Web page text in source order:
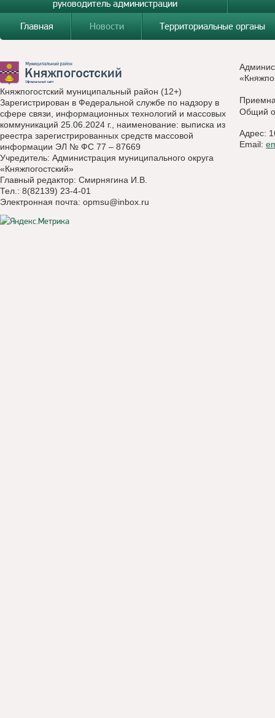
руководитель администрации
Главная
Новости Территориальные органы
Княжпогостский муниципальный район (12+)
Зарегистрирован в Федеральной службе по надзору в
сфере связи, информационных технологий и массовых
коммуникаций 25.06.2024 г., наименование: выписка из
реестра зарегистрированных средств массовой
информации ЭЛ № ФС 77 – 87669
Учредитель: Администрация муниципального округа
«Княжпогостский»
Главный редактор: Смирнягина И.В.
Тел.: 8(82139) 23-4-01
Электронная почта: opmsu@inbox.ru
Общий
Адрес:
Email: